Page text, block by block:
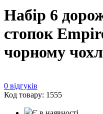
Набір 6
стопок
чорному
0 відгуків
Код товару: 1555